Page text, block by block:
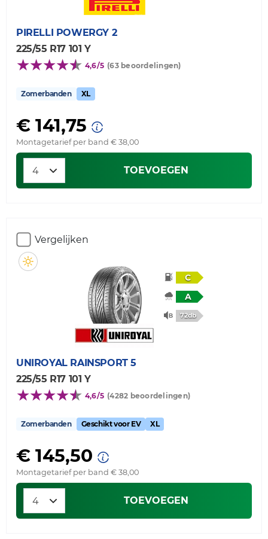
PIRELLI POWERGY 2
225/55 R17 101 Y
4,6/5 (63 beoordelingen)
Zomerbanden XL
€ 141,75
Montagetarief per band € 38,00
TOEVOEGEN
Vergelijken
C
A
72db
UNIROYAL RAINSPORT 5
225/55 R17 101 Y
4,6/5 (4282 beoordelingen)
Zomerbanden Geschikt voor EV XL
€ 145,50
Montagetarief per band € 38,00
TOEVOEGEN